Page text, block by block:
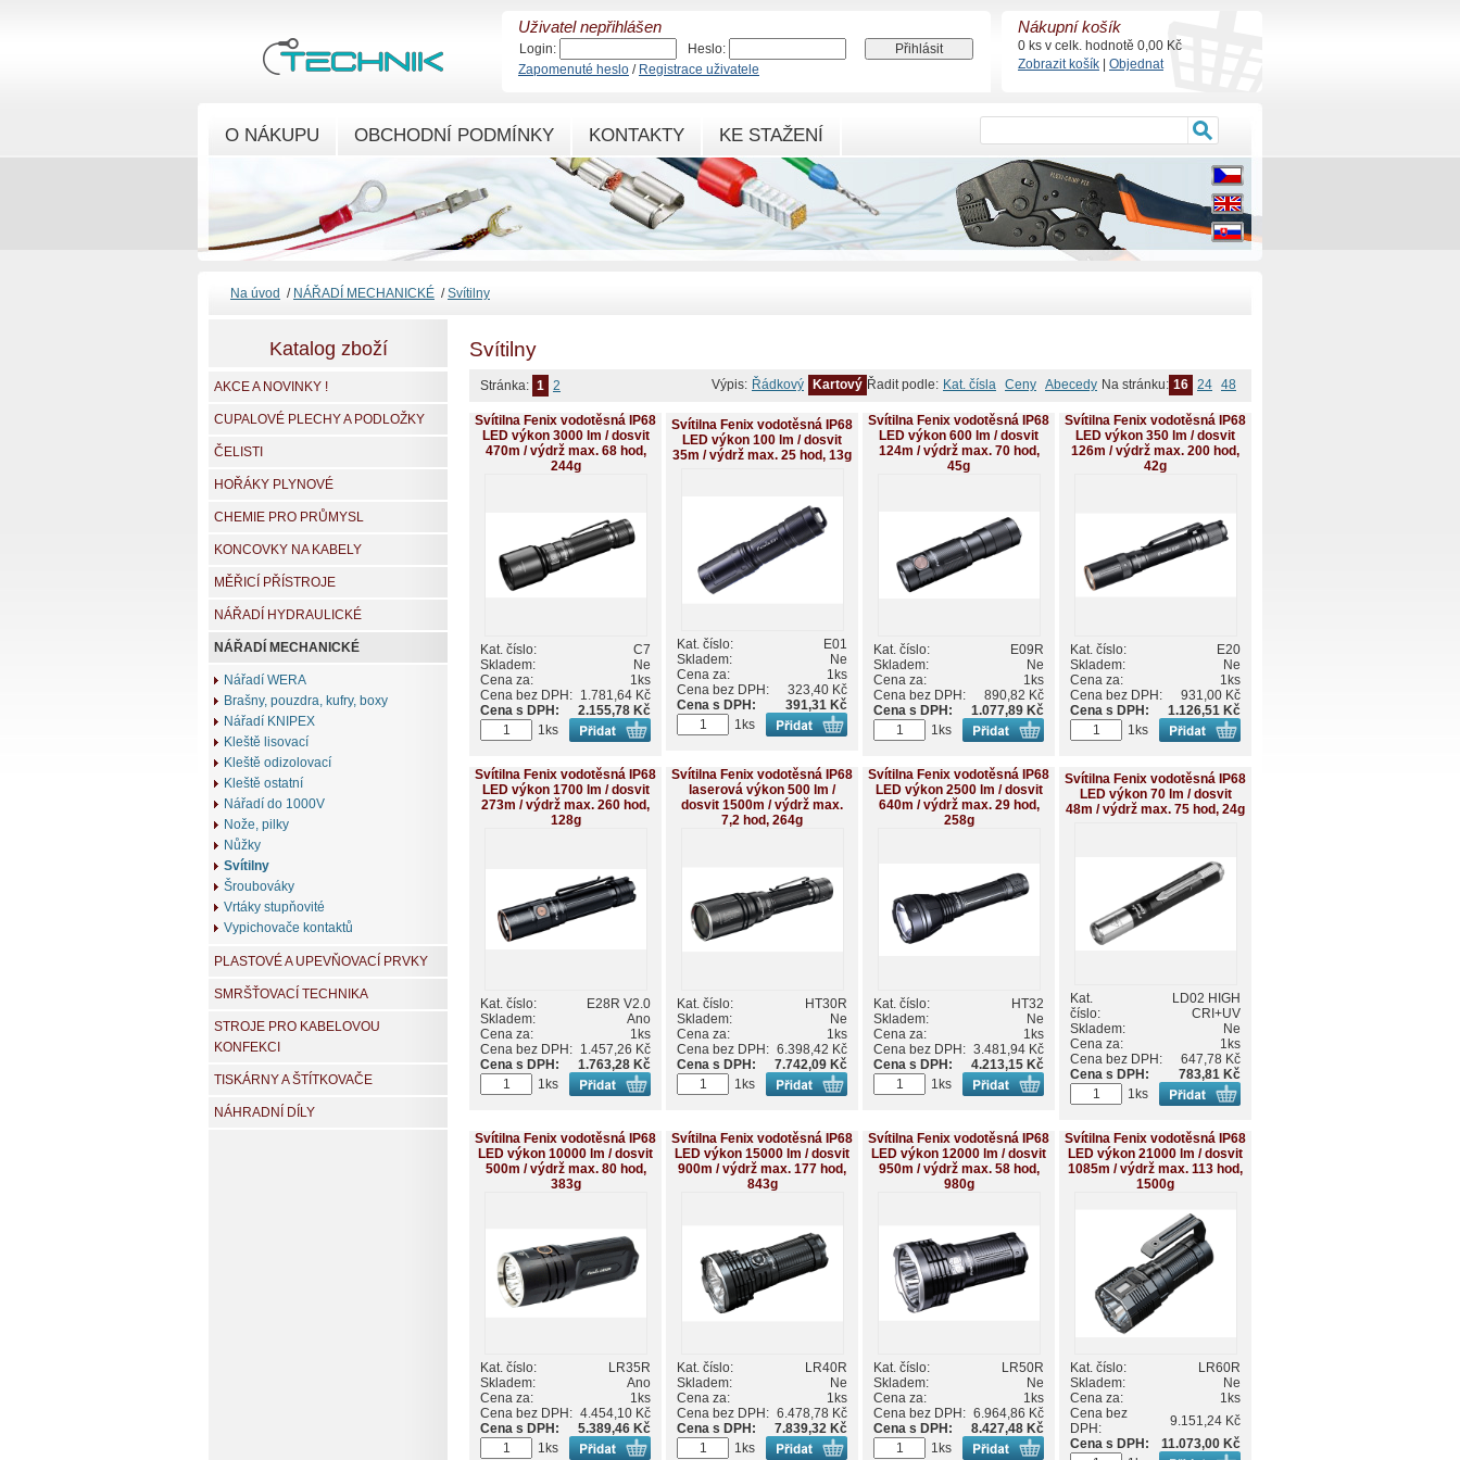
Svítilny
Na stránku: 16 24 48
Řadit podle: Kat. čísla Ceny Abecedy
Výpis: Řádkový Kartový
Stránka: 1 2
Svítilna Fenix vodotěsná IP68
LED výkon 3000 lm / dosvit
470m / výdrž max. 68 hod,
244g
Kat. číslo:
C7
Skladem:
Ne
Cena za:
1ks
Cena bez DPH: 1.781,64 Kč
Cena s DPH:
2.155,78 Kč
1ks
Svítilna Fenix vodotěsná IP68
LED výkon 100 lm / dosvit
35m / výdrž max. 25 hod, 13g
Kat. číslo:
E01
Skladem:
Ne
Cena za:
1ks
Cena bez DPH:
323,40 Kč
Cena s DPH:
391,31 Kč
1ks
Svítilna Fenix vodotěsná IP68
LED výkon 600 lm / dosvit
124m / výdrž max. 70 hod,
45g
Kat. číslo:
E09R
Skladem:
Ne
Cena za:
1ks
Cena bez DPH:
890,82 Kč
Cena s DPH:
1.077,89 Kč
1ks
Svítilna Fenix vodotěsná IP68
LED výkon 350 lm / dosvit
126m / výdrž max. 200 hod,
42g
Kat. číslo:
E20
Skladem:
Ne
Cena za:
1ks
Cena bez DPH:
931,00 Kč
Cena s DPH:
1.126,51 Kč
1ks
Svítilna Fenix vodotěsná IP68
LED výkon 1700 lm / dosvit
273m / výdrž max. 260 hod,
128g
Kat. číslo:
E28R V2.0
Skladem:
Ano
Cena za:
1ks
Cena bez DPH: 1.457,26 Kč
Cena s DPH:
1.763,28 Kč
1ks
Svítilna Fenix vodotěsná IP68
laserová výkon 500 lm /
dosvit 1500m / výdrž max.
7,2 hod, 264g
Kat. číslo:
HT30R
Skladem:
Ne
Cena za:
1ks
Cena bez DPH: 6.398,42 Kč
Cena s DPH:
7.742,09 Kč
1ks
Svítilna Fenix vodotěsná IP68
LED výkon 2500 lm / dosvit
640m / výdrž max. 29 hod,
258g
Kat. číslo:
HT32
Skladem:
Ne
Cena za:
1ks
Cena bez DPH: 3.481,94 Kč
Cena s DPH:
4.213,15 Kč
1ks
Svítilna Fenix vodotěsná IP68
LED výkon 70 lm / dosvit
48m / výdrž max. 75 hod, 24g
Kat.
číslo:
LD02 HIGH
CRI+UV
Skladem:
Ne
Cena za:
1ks
Cena bez DPH:
647,78 Kč
Cena s DPH:
783,81 Kč
1ks
Svítilna Fenix vodotěsná IP68
LED výkon 10000 lm / dosvit
500m / výdrž max. 80 hod,
383g
Kat. číslo:
LR35R
Skladem:
Ano
Cena za:
1ks
Cena bez DPH: 4.454,10 Kč
Cena s DPH:
5.389,46 Kč
1ks
Svítilna Fenix vodotěsná IP68
LED výkon 15000 lm / dosvit
900m / výdrž max. 177 hod,
843g
Kat. číslo:
LR40R
Skladem:
Ne
Cena za:
1ks
Cena bez DPH: 6.478,78 Kč
Cena s DPH:
7.839,32 Kč
1ks
Svítilna Fenix vodotěsná IP68
LED výkon 12000 lm / dosvit
950m / výdrž max. 58 hod,
980g
Kat. číslo:
LR50R
Skladem:
Ne
Cena za:
1ks
Cena bez DPH: 6.964,86 Kč
Cena s DPH:
8.427,48 Kč
1ks
Svítilna Fenix vodotěsná IP68
LED výkon 21000 lm / dosvit
1085m / výdrž max. 113 hod,
1500g
Kat. číslo:
LR60R
Skladem:
Ne
Cena za:
1ks
Cena bez
DPH:
9.151,24 Kč
Cena s DPH:
11.073,00 Kč
Katalog zboží
AKCE A NOVINKY !
CUPALOVÉ PLECHY A PODLOŽKY
ČELISTI
HOŘÁKY PLYNOVÉ
CHEMIE PRO PRŮMYSL
KONCOVKY NA KABELY
MĚŘICÍ PŘÍSTROJE
NÁŘADÍ HYDRAULICKÉ
NÁŘADÍ MECHANICKÉ
Nářadí WERA
Brašny, pouzdra, kufry, boxy
Nářadí KNIPEX
Kleště lisovací
Kleště odizolovací
Kleště ostatní
Nářadí do 1000V
Nože, pilky
Nůžky
Svítilny
Šroubováky
Vrtáky stupňovité
Vypichovače kontaktů
PLASTOVÉ A UPEVŇOVACÍ PRVKY
SMRŠŤOVACÍ TECHNIKA
STROJE PRO KABELOVOU
KONFEKCI
TISKÁRNY A ŠTÍTKOVAČE
NÁHRADNÍ DÍLY
Na úvod / NÁŘADÍ MECHANICKÉ /Svítilny
O NÁKUPU OBCHODNÍ PODMÍNKY KONTAKTY KE STAŽENÍ
Nákupní košík
0 ks v celk. hodnotě 0,00 Kč
Zobrazit košík
Objednat
Uživatel nepřihlášen
Login:
Heslo:
Zapomenuté heslo / Registrace uživatele